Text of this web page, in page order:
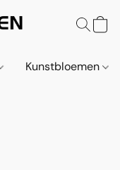
Kunstbloemen